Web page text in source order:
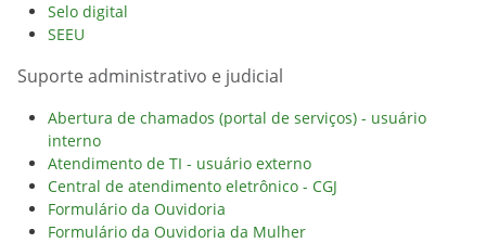
Selo digital
SEEU
Suporte administrativo e judicial
Abertura de chamados (portal de serviços) - usuário
interno
Atendimento de TI - usuário externo
Central de atendimento eletrônico - CGJ
Formulário da Ouvidoria
Formulário da Ouvidoria da Mulher